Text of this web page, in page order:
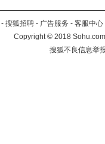
- 搜狐招聘 - 广告服务 - 客服中心
Copyright©2018
搜狐不良信息举